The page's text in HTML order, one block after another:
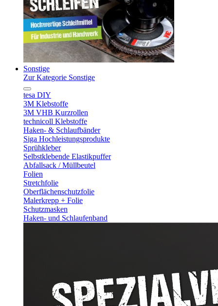
Sonstige
Zur Kategorie Sonstige
tesa DIY
3M Klebstoffe
3M VHB Kurzrollen
technicoll Klebstoffe
Haken- & Schlaufbänder
Siga Hochleistungsprodukte
Sprühkleber
Selbstklebende Elastikpuffer
Abfallsack / Müllbeutel
Folien
Stretchfolie
Oberflächenschutzfolie
Malerkrepp + Folie
Schutzmasken
Haken- und Schlaufenband